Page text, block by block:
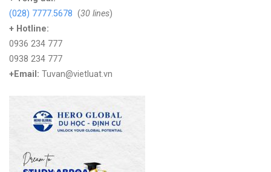
(028) 7777.5678 (30 lines)
+ Hotline:
0936 234 777
0938 234 777
+Email: Tuvan@vietluat.vn